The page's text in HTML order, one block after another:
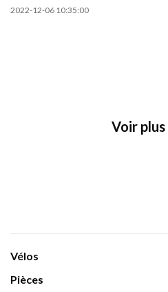
2022-12-06 10:35:00
Voir plus
Vélos
Pièces